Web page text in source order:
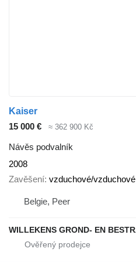
Kaiser
15 000 €
≈ 362 900 Kč
Návěs podvalník
2008
Zavěšení vzduchové/vzduchové
Belgie, Peer